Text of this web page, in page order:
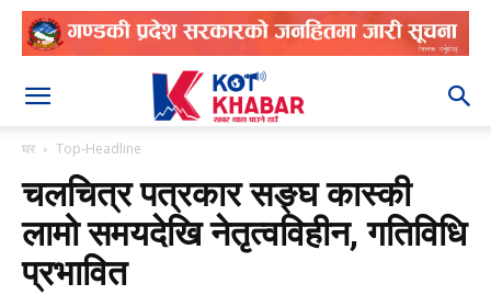
घर Top-Headline
चलचित्र पत्रकार सङ्घ कास्की
लामो समयदेखि नेतृत्वविहीन, गतिविधि
प्रभावित